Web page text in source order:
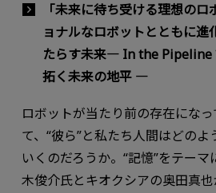
「未来に待ち受ける理想の
ョナルなロボットとともに進
たらす未来― In the Pipeline
拓く未来の地平 ―
ロボットが当たり前の存在にな
て、“彼ら”と私たち人間はどの
いくのだろうか。“記憶”をテー
木俊介氏とキオクシアの奥田真